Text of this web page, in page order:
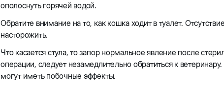
ополоснуть горячей водой.
Обратите внимание на то, как кошка ходит в туалет.
насторожить.
Что касается стула, то запор нормальное явление после
операции, следует незамедлительно обратиться к
могут иметь побочные эффекты.